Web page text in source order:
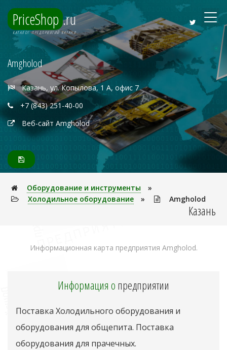
PriceShop .ru
КАТАЛОГ ПРЕДПРИЯТИЙ КАЗАНИ
Amgholod
Казань, ул. Копылова, 1 А, офис 7
+7 (843) 251-40-00
Веб-сайт Amgholod
Оборудование и инструменты
»
Холодильное оборудование
» Amgholod
Казань
Информационная карта предприятия Amgholod.
Информация опредприятии
Поставка Холодильного оборудования и
оборудования для общепита. Поставка
оборудования для прачечных.